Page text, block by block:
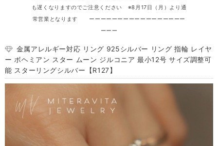
も遅くなりますのでご注意ください ※8月17日（月）より通
常営業となります ーーーーーーーーーーーーーーーーー
ーーー
金属アレルギー対応 リング 925シルバー リング 指輪 レイヤ
ー ボヘミアン スター ムーン ジルコニア 最小12号 サイズ調整可
能 スターリングシルバー【R127】